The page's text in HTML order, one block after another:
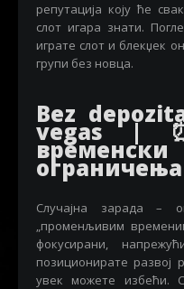
репутација коју ће
слот игара знати.
играте слот и блекџек
групи без новца.
Bez
vegas |
ограничења
Случајна зарада –
„променљивим
фокусирани,
позиционирате развој
увек можете избећи.